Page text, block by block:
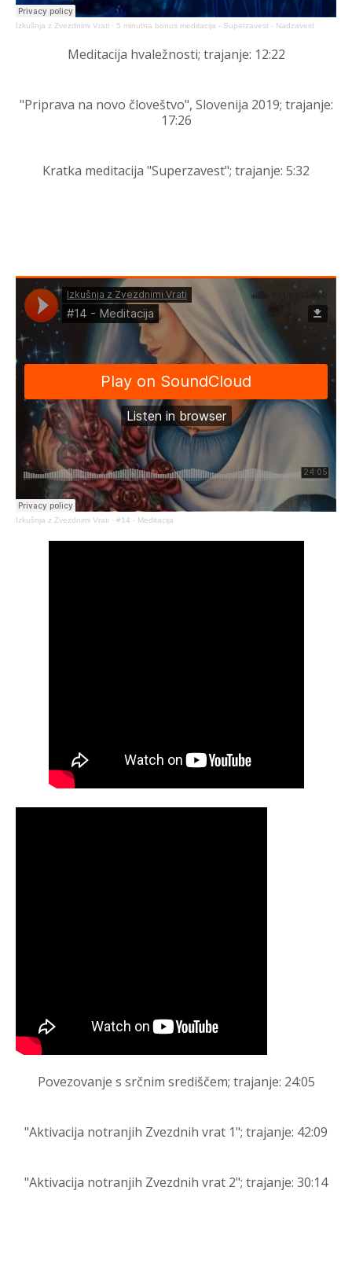
Izkušnja z Zvezdnimi Vrati · 5 minutna bonus meditacija - Superzavest - Nadzavest
Meditacija hvaležnosti; trajanje: 12:22
"Priprava na novo človeštvo", Slovenija 2019; trajanje:
17:26
Kratka meditacija "Superzavest"; trajanje: 5:32
Izkušnja z Zvezdnimi Vrati · #14 - Meditacija
Povezovanje s srčnim središčem; trajanje: 24:05
"Aktivacija notranjih Zvezdnih vrat 1"; trajanje: 42:09
"Aktivacija notranjih Zvezdnih vrat 2"; trajanje: 30:14